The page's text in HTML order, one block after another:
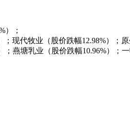
）；
现代牧业（股价跌幅12.98%）；
；燕塘乳业（股价跌幅10.96%）；